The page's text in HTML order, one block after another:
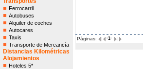
Ferrocarril
Autobuses
Alquiler de coches
Autocares
Taxis
Transporte de Mercancía
Distancias Kilométricas
Alojamientos
Hoteles 5*
Páginas: ·1·